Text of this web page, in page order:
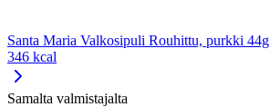
Santa Maria Valkosipuli Rouhittu, purkki 44g
346 kcal
Samalta valmistajalta